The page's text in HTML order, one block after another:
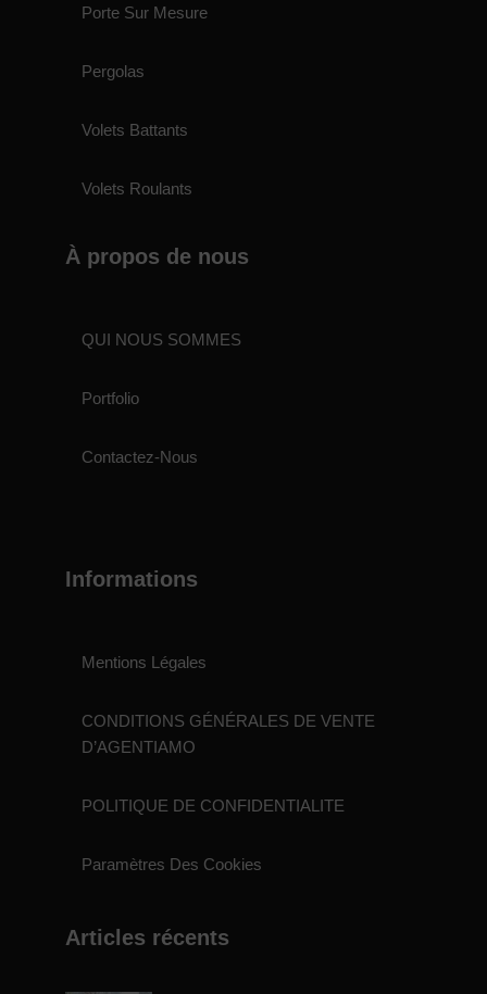
Porte Sur Mesure
Pergolas
Volets Battants
Volets Roulants
À propos de nous
QUI NOUS SOMMES
Portfolio
Contactez-Nous
Informations
Mentions Légales
CONDITIONS GÉNÉRALES DE VENTE
D’AGENTIAMO
POLITIQUE DE CONFIDENTIALITE
Paramètres Des Cookies
Articles récents